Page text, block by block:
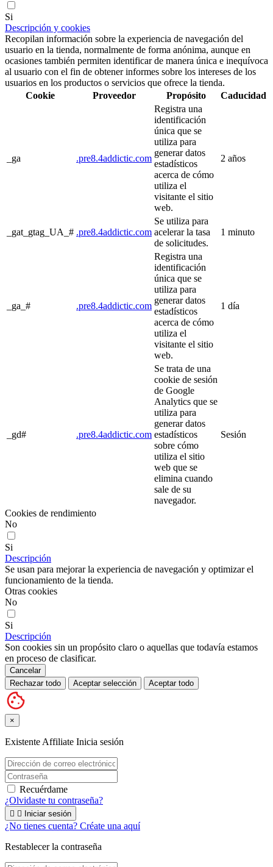
Si
Descripción y cookies
Recopilan información sobre la experiencia de navegación del
usuario en la tienda, normalmente de forma anónima, aunque en
ocasiones también permiten identificar de manera única e inequívoca
al usuario con el fin de obtener informes sobre los intereses de los
usuarios en los productos o servicios que ofrece la tienda.
Cookie
Proveedor Propósito Caducidad
_ga .pre8.4addictic.com
Registra una
identificación
única que se
utiliza para
generar datos
estadísticos
acerca de cómo
utiliza el
visitante el sitio
web.
2 años
_gat_gtag_UA_# .pre8.4addictic.com
Se utiliza para
acelerar la tasa
de solicitudes.
1 minuto
_ga_# .pre8.4addictic.com
Registra una
identificación
única que se
utiliza para
generar datos
estadísticos
acerca de cómo
utiliza el
visitante el sitio
web.
1 día
_gd# .pre8.4addictic.com
Se trata de una
cookie de sesión
de Google
Analytics que se
utiliza para
generar datos
estadísticos
sobre cómo
utiliza el sitio
web que se
elimina cuando
sale de su
navegador.
Sesión
Cookies de rendimiento
No
Si
Descripción
Se usan para mejorar la experiencia de navegación y optimizar el
funcionamiento de la tienda.
Otras cookies
No
Si
Descripción
Son cookies sin un propósito claro o aquellas que todavía estamos
en proceso de clasificar.
Cancelar
Rechazar todo
Aceptar selección Aceptar todo
×
Existente Affiliate Inicia sesión
Recuérdame
¿Olvidaste tu contraseña?
  Iniciar sesión
¿No tienes cuenta? Créate una aquí
Restablecer la contraseña